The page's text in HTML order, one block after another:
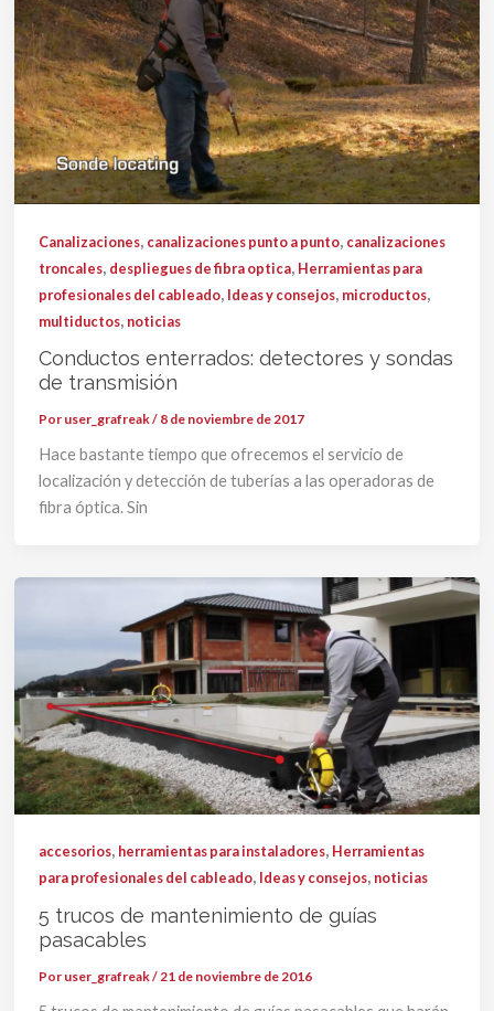
Canalizaciones, canalizaciones punto a punto, canalizaciones
troncales, despliegues de fibra optica, Herramientas para
profesionales del cableado, Ideas y consejos, microductos,
multiductos, noticias
Conductos enterrados: detectores y sondas
de transmisión
Por user_grafreak/ 8 de noviembre de 2017
Hace bastante tiempo que ofrecemos el servicio de
localización y detección de tuberías a las operadoras de
fibra óptica. Sin
accesorios, herramientas para instaladores, Herramientas
para profesionales del cableado, Ideas y consejos, noticias
5 trucos de mantenimiento de guías
pasacables
Por user_grafreak/ 21 de noviembre de 2016